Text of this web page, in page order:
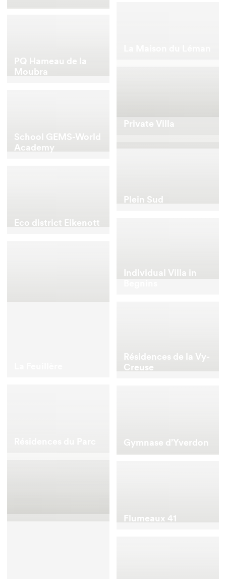
PQ Hameau de la
Moubra
Private Villa
School GEMS-World
Academy
Plein Sud
Eco district Eikenott
Individual Villa in
Begnins
Résidences de la Vy-
Creuse
Gymnase d’Yverdon
Flumeaux 41